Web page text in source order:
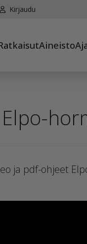
Kirjaudu
Aineisto
Elpo-
ja pdf-ohjeet